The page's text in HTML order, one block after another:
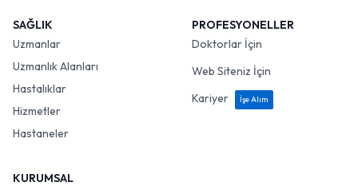
SAĞLIK
Uzmanlar
Uzmanlık Alanları
Hastalıklar
Hizmetler
Hastaneler
PROFESYONELLER
Doktorlar İçin
Web Siteniz İçin
Kariyer
İşe Alım
KURUMSAL